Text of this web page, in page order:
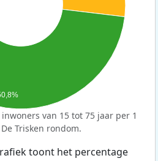
van 15 tot 75 jaar per 1
Trisken rondom.
toont het percentage